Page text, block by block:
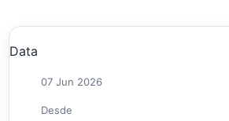
Data
07 Jun 2026
Desde